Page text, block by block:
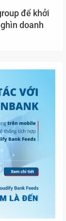
để khởi
doanh